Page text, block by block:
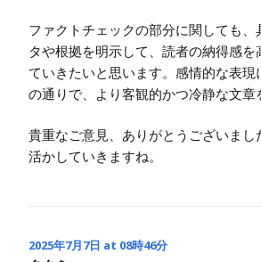
ファクトチェックの部分に関しても、
タや根拠を明示して、読者の納得感を
ていきたいと思います。感情的な表現
の通りで、より客観的かつ冷静な文章
貴重なご意見、ありがとうございまし
活かしていきますね。
2025年7月7日 at 08時46分